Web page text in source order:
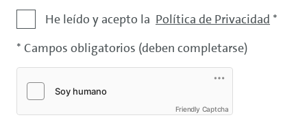
Exención
de
responsabilidad
He leído y acepto la Política de Privacidad *
* Campos obligatorios (deben completarse)
Friendly Captcha